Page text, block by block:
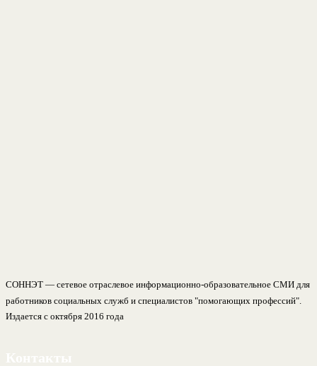
СОННЭТ — сетевое отраслевое информационно-образовательное СМИ для
работников социальных служб и специалистов "помогающих профессий".
Издается с октября 2016 года